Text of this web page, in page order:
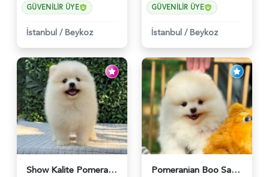
GÜVENILIR ÜYE
İstanbul / Beykoz
GÜVENILIR ÜYE
İstanbul / Beykoz
Show Kalite Pomeranian Boo Yavrusu | Teddy Face | Sağlık Garantili - 6175 Pomeranian Boo Safkan Yavrularımız - 6031